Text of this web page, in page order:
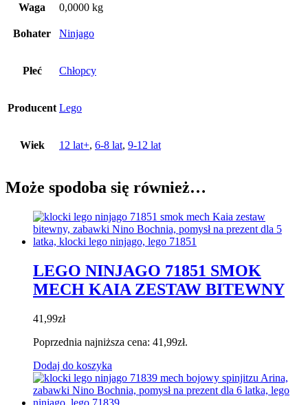
Waga 0,0000 kg
Bohater Ninjago
Płeć Chłopcy
Producent Lego
Wiek 12 lat+, 6-8 lat, 9-12 lat
Może spodoba się również…
LEGO NINJAGO 71851 SMOK
MECH KAIA ZESTAW BITEWNY
41,99zł
Poprzednia najniższa cena: 41,99zł.
Dodaj do koszyka